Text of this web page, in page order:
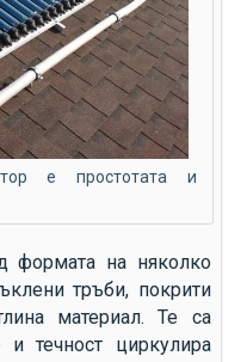
е простотата и
формата на няколко
тръби, покрити
материал. Те са
течност циркулира